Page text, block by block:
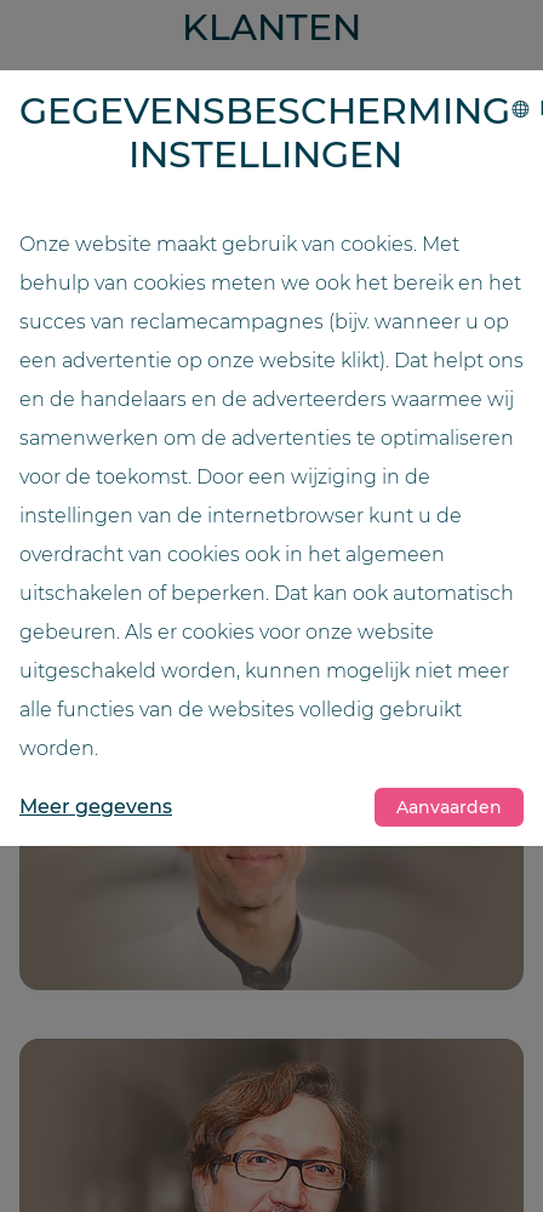
KLANTEN
“Het werk in het magazijn was met schuiven een
GOLLMANN scant de verpakkingen uit en beveiligt
hoeveelheid werk en zorgt voor een beter overzicht
van de voorraad en de vervaldatum. Bovendien is
het geautomatiseerde distributiesysteem compact
en past het met zijn houten bekleding perfect in
het interieur van de apotheek. Daardoor kunnen we
onze klanten op een rustigere manier hun
tafels is een apart uitvoerpunt ingericht.”
Apotheker dr. med. Markus Jansen
Referentie bekijken
GEGEVENSBESCHERMING
INSTELLINGEN
Onze website maakt gebruik van cookies. Met
behulp van cookies meten we ook het bereik en het
succes van reclamecampagnes (bijv. wanneer u op
een advertentie op onze website klikt). Dat helpt ons
en de handelaars en de adverteerders waarmee wij
samenwerken om de advertenties te optimaliseren
voor de toekomst. Door een wijziging in de
instellingen van de internetbrowser kunt u de
overdracht van cookies ook in het algemeen
uitschakelen of beperken. Dat kan ook automatisch
gebeuren. Als er cookies voor onze website
uitgeschakeld worden, kunnen mogelijk niet meer
alle functies van de websites volledig gebruikt
worden.
Meer gegevens Aanvaarden